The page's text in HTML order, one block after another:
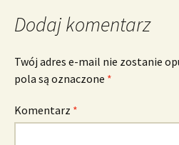
Dodaj komentarz
Twój adres e-mail nie zostanie
pola są oznaczone *
Komentarz *